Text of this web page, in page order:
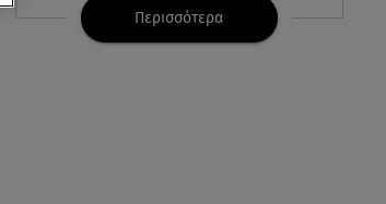
νεκρούς
Περισσότερα